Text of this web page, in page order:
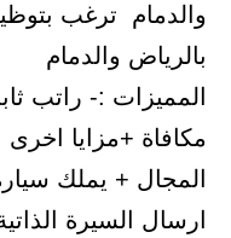
والدمام ترغب
بالرياض والدمام
المميزات :- راتب
مكافاة +مزايا
المجال + يملك
ارسال السيرة